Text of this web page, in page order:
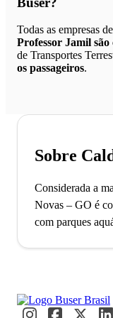
Todas as empresas de
Professor Jamil
de Transportes
os passageiros.
Sobre
Considerada a
Novas – GO é
com parques
população